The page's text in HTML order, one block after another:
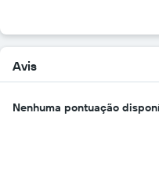
Avis
Nenhuma pontuação